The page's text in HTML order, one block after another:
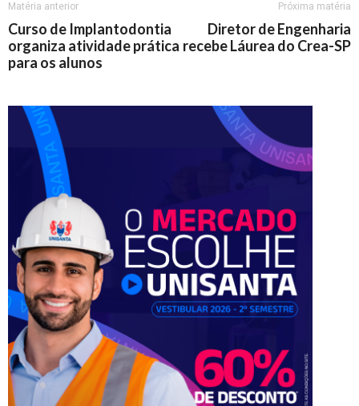
Matéria anterior
Curso de Implantodontia
organiza atividade prática
para os alunos
Próxima matéria
Diretor de Engenharia
recebe Láurea do Crea-SP